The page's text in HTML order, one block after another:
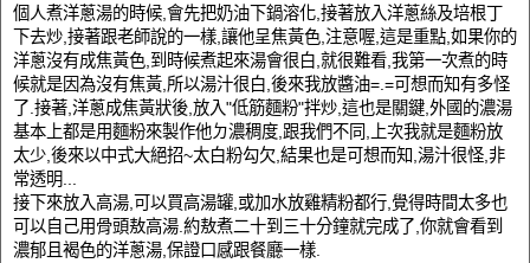
個人煮洋蔥湯的時候,會先把奶油下鍋溶化,接著放入洋蔥絲及培根丁
下去炒,接著跟老師說的一樣,讓他呈焦黃色,注意喔,這是重點,如果你的
洋蔥沒有成焦黃色,到時候煮起來湯會很白,就很難看,我第一次煮的時
候就是因為沒有焦黃,所以湯汁很白,後來我放醬油=.=可想而知有多怪
了.接著,洋蔥成焦黃狀後,放入"低筋麵粉"拌炒,這也是關鍵,外國的濃湯
基本上都是用麵粉來製作他ㄉ濃稠度,跟我們不同,上次我就是麵粉放
太少,後來以中式大絕招~太白粉勾欠,結果也是可想而知,湯汁很怪,非
常透明...
接下來放入高湯,可以買高湯罐,或加水放雞精粉都行,覺得時間太多也
可以自己用骨頭敖高湯.約敖煮二十到三十分鐘就完成了,你就會看到
濃郁且褐色的洋蔥湯,保證口感跟餐廳一樣.